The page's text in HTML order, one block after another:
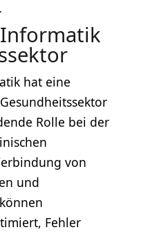
hat eine
Rolle bei der
von
und
Fehler